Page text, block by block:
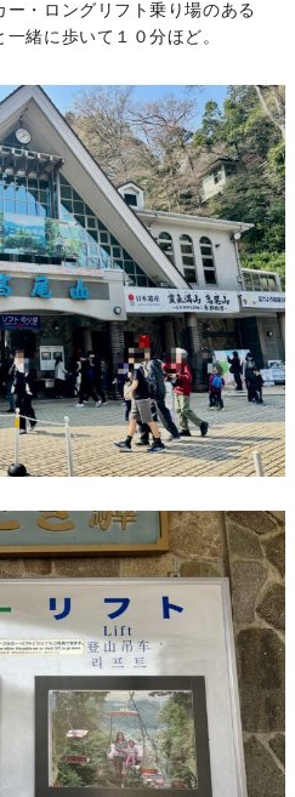
ー・ロングリフト乗り場のある
一緒に歩いて１０分ほど。